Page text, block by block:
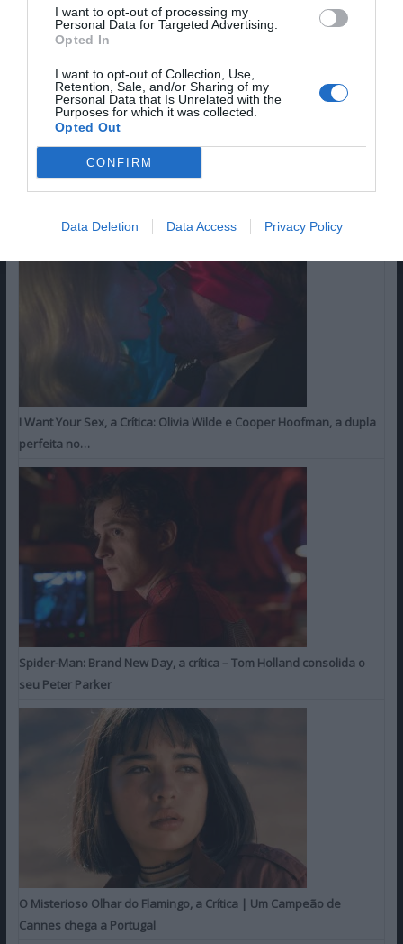
I want to opt-out of processing my
Personal Data for Targeted Advertising.
Opted In
I want to opt-out of Collection, Use,
Retention, Sale, and/or Sharing of my
Personal Data that Is Unrelated with the
Purposes for which it was collected.
Opted Out
CONFIRM
Data Deletion Data Access Privacy Policy
I Want Your Sex, a Crítica: Olivia Wilde e Cooper Hoofman, a dupla
perfeita no…
Spider-Man: Brand New Day, a crítica – Tom Holland consolida o
seu Peter Parker
O Misterioso Olhar do Flamingo, a Crítica | Um Campeão de
Cannes chega a Portugal